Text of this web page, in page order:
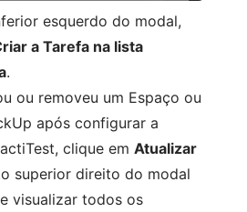
esquerdo do modal,
a Tarefa na lista
.
ou removeu um Espaço ou
após configurar a
clique em Atualizar
superior direito do modal
visualizar todos os